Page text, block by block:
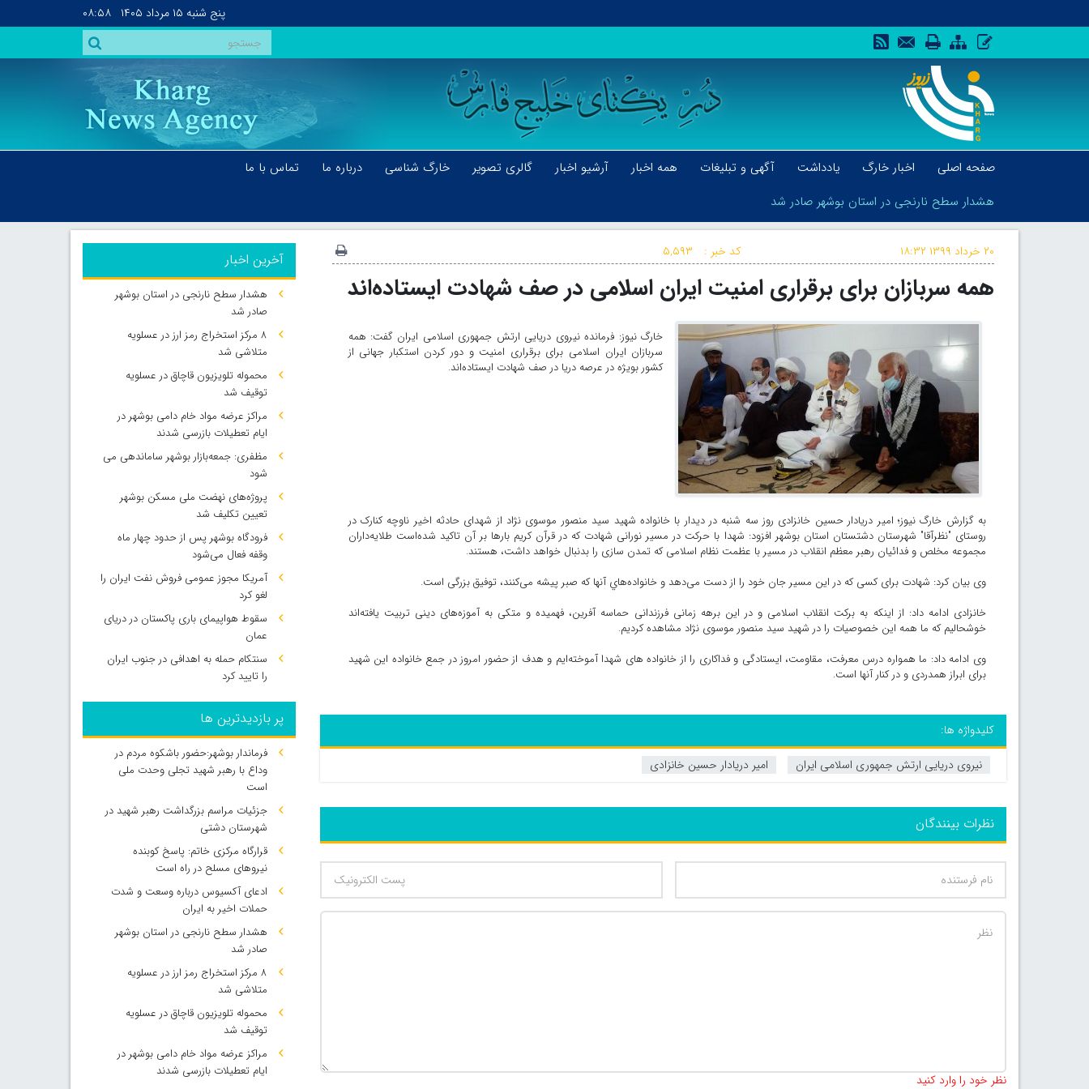
پنج شنبه ۱۵ مرداد ۱۴۰۵ ۰۸:۵۸
صفحه اصلی اخبار خارگ یادداشت آگهی و تبلیغات همه اخبار آرشیو اخبار گالری تصویر خارگ شناسی درباره ما
تماس با ما
هشدار سطح نارنجی در استان بوشهر صادر شد
هشدار سطح نارنجی در استان بوشهر صادر شد
کد خبر : ۵,۵۹۳ ۲۰ خرداد ۱۳۹۹ ۱۸:۳۲
همه سربازان برای برقراری امنیت ایران اسلامی در صف شهادت ایستاده‌اند
خارگ نیوز: فرمانده نیروی دریایی ارتش جمهوری اسلامی ایران گفت: همه
سربازان ایران اسلامی برای برقراری امنیت و دور کردن استکبار جهانی از
کشور بویژه در عرصه دریا در صف شهادت ایستاده‌اند.
به گزارش خارگ نیوز؛ امیر دریادار حسین خانزادی روز سه شنبه در دیدار با خانواده شهید سید منصور موسوی نژاد از شهدای حادثه اخیر ناوچه کنارک در
روستای "نظرآقا" شهرستان دشتستان استان بوشهر افزود: شهدا با حرکت در مسیر نورانی شهادت که در قرآن کریم بارها بر آن تاکید شده‌است طلایه‌داران
مجموعه مخلص و فدائیان رهبر معظم انقلاب در مسیر با عظمت نظام اسلامی که تمدن سازی را بدنبال خواهد داشت، هستند.
وی بیان کرد: شهادت برای کسی که در این مسیر جان خود را از دست می‌دهد و خانواده‌هاي آنها که صبر پیشه می‌کنند، توفیق بزرگی است.
خانزادی ادامه داد: از اینکه به برکت انقلاب اسلامی و در این برهه زمانی فرزندانی حماسه آفرین، فهمیده و متکی به آموزه‌های دینی تربیت یافته‌اند
خوشحالیم که ما همه این خصوصیات را در شهید سید منصور موسوی نژاد مشاهده کردیم.
وی ادامه داد: ما همواره درس معرفت، مقاومت، ایستادگی و فداکاری را از خانواده های شهدا آموخته‌ایم و هدف از حضور امروز در جمع خانواده این شهید
برای ابراز همدردی و در کنار آنها است.
کلیدواژه ها:
نیروی دریایی ارتش جمهوری اسلامی ایران
امیر دریادار حسین خانزادی
نظرات بینندگان
نظر خود را وارد کنید
آخرین اخبار
هشدار سطح نارنجی در استان بوشهر
صادر شد
۸ مرکز استخراج رمز ارز در عسلویه
متلاشی شد
محموله تلویزیون قاچاق در عسلویه
توقیف شد
مراکز عرضه مواد خام دامی بوشهر در
ایام تعطیلات بازرسی شدند
مظفری: جمعه‌بازار بوشهر ساماندهی می‌
شود
پروژه‌های نهضت ملی مسکن بوشهر
تعیین تکلیف شد
فرودگاه بوشهر پس از حدود چهار ماه
وقفه فعال می‌شود
آمریکا مجوز عمومی فروش نفت ایران را
لغو کرد
سقوط هواپیمای باری پاکستان در دریای
عمان
سنتکام حمله به اهدافی در جنوب ایران
را تایید کرد
پر بازدیدترین ها
فرماندار بوشهر:حضور باشکوه مردم در
وداع با رهبر شهید تجلی وحدت ملی
است
جزئیات مراسم بزرگداشت رهبر شهید در
شهرستان دشتی
قرارگاه مرکزی خاتم: پاسخ کوبنده
نیروهای مسلح در راه است
ادعای آکسیوس درباره وسعت و شدت
حملات اخیر به ایران
هشدار سطح نارنجی در استان بوشهر
صادر شد
۸ مرکز استخراج رمز ارز در عسلویه
متلاشی شد
محموله تلویزیون قاچاق در عسلویه
توقیف شد
مراکز عرضه مواد خام دامی بوشهر در
ایام تعطیلات بازرسی شدند